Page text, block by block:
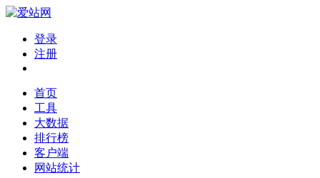
登录
注册
首页
工具
大数据
排行榜
客户端
网站统计